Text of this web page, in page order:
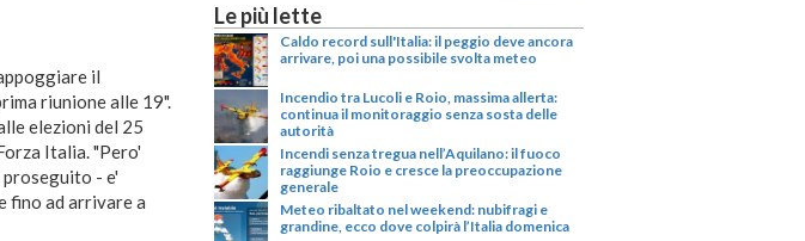
il
riunione alle 19".
elezioni del 25
Italia. "Pero'
- e'
fino ad arrivare a
Le più lette
Caldo record sull'Italia: il peggio deve ancora
arrivare, poi una possibile svolta meteo
Incendio tra Lucoli e Roio, massima allerta:
continua il monitoraggio senza sosta delle
autorità
Incendi senza tregua nell’Aquilano: il fuoco
raggiunge Roio e cresce la preoccupazione
generale
Meteo ribaltato nel weekend: nubifragi e
grandine, ecco dove colpirà l’Italia domenica